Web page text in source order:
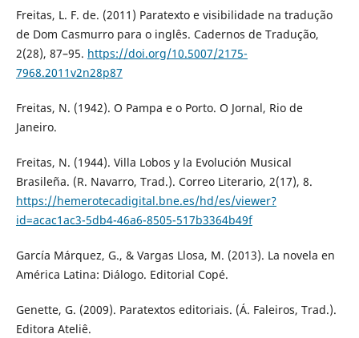
Freitas, L. F. de. (2011) Paratexto e visibilidade na tradução
de Dom Casmurro para o inglês. Cadernos de Tradução,
2(28), 87–95. https://doi.org/10.5007/2175-
7968.2011v2n28p87
Freitas, N. (1942). O Pampa e o Porto. O Jornal, Rio de
Janeiro.
Freitas, N. (1944). Villa Lobos y la Evolución Musical
Brasileña. (R. Navarro, Trad.). Correo Literario, 2(17), 8.
https://hemerotecadigital.bne.es/hd/es/viewer?
id=acac1ac3-5db4-46a6-8505-517b3364b49f
García Márquez, G., & Vargas Llosa, M. (2013). La novela en
América Latina: Diálogo. Editorial Copé.
Genette, G. (2009). Paratextos editoriais. (Á. Faleiros, Trad.).
Editora Ateliê.